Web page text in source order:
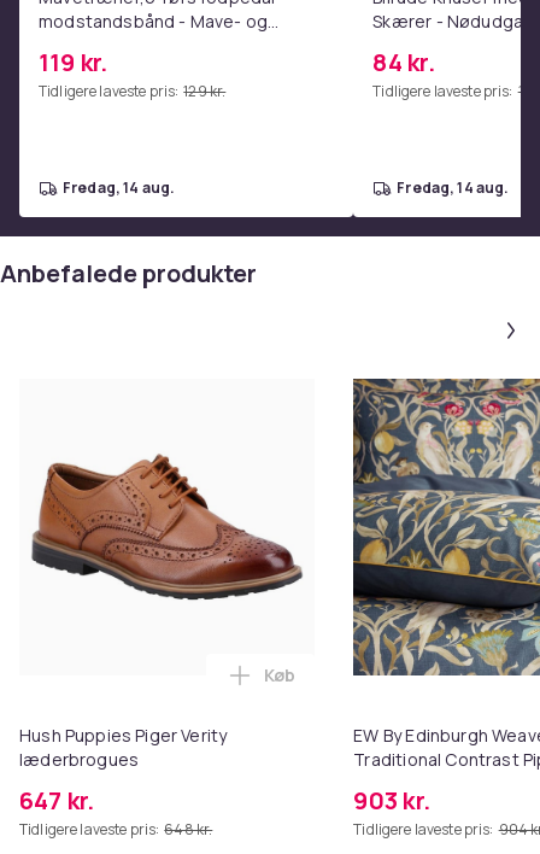
modstandsbånd - Mave- og
hjemmetræningscenter Pink
119 kr.
Tidligere laveste pris: 129 kr.
fredag, 14 aug.
Skærer -
Red
84 kr.
Tidligere laveste pris:
fredag, 14 aug.
Anbefalede produkter
Hush Puppies Piger Verity
læderbrogues
647 kr.
Tidligere laveste pris: 648 kr.
Læg Hush Puppies Piger Verity
Køb
EW By Edinburgh
Traditional Contrast
903 kr.
Tidligere laveste pris: 904